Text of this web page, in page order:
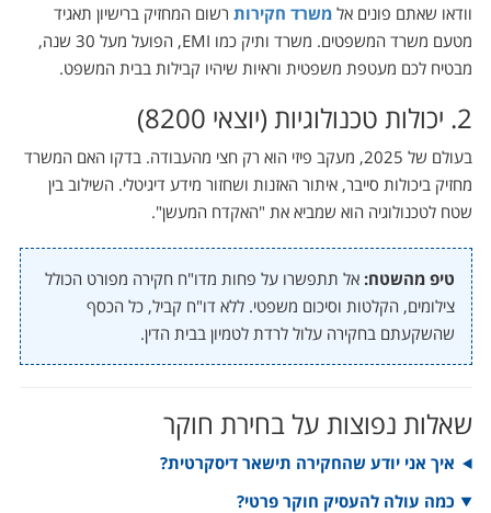
וודאו שאתם פונים אלמשרד חקירות רשום המחזיק ברישיון תאגיד
מטעם משרד המשפטים. משרד ותיק כמו EMI, הפועל מעל 30 שנה,
מבטיח לכם מעטפת משפטית וראיות שיהיו קבילות בבית המשפט.
2. יכולות טכנולוגיות (יוצאי 8200)
בעולם של 2025, מעקב פיזי הוא רק חצי מהעבודה. בדקו האם המשרד
מחזיק ביכולות סייבר, איתור האזנות ושחזור מידע דיגיטלי. השילוב בין
שטח לטכנולוגיה הוא שמביא את "האקדח המעשן".
טיפ מהשטח: אל תתפשרו על פחות מדו"ח חקירה מפורט הכולל
צילומים, הקלטות וסיכום משפטי. ללא דו"ח קביל, כל הכסף
שהשקעתם בחקירה עלול לרדת לטמיון בבית הדין.
שאלות נפוצות על בחירת חוקר
איך אני יודע שהחקירה תישאר דיסקרטית?
כמה עולה להעסיק חוקר פרטי?